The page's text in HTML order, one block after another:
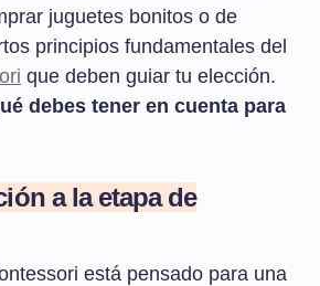
juguetes bonitos o de
principios fundamentales del
que deben guiar tu elección.
debes tener en cuenta para
a la etapa de
está pensado para una